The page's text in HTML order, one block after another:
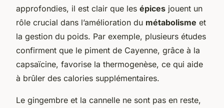
approfondies, il est clair que les épices jouent un
rôle crucial dans l’amélioration du métabolisme et
la gestion du poids. Par exemple, plusieurs études
confirment que le piment de Cayenne, grâce à la
capsaïcine, favorise la thermogenèse, ce qui aide
à brûler des calories supplémentaires.
Le gingembre et la cannelle ne sont pas en reste,